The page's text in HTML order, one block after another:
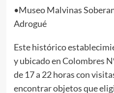
•Museo Malvinas
Adrogué
Este histórico
y ubicado en Colombres
de 17 a 22 horas con
encontrar objetos que